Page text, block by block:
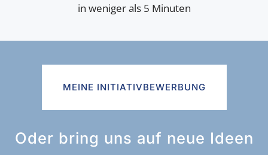
in weniger als 5 Minuten
MEINE INITIATIVBEWERBUNG
Oder bring uns auf neue Ideen